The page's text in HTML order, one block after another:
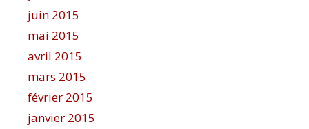
juin 2015
mai 2015
avril 2015
mars 2015
février 2015
janvier 2015